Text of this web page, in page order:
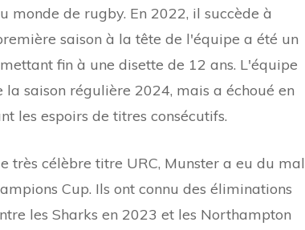
de rugby. En 2022, il succède à
saison à la tête de l'équipe a été un
fin à une disette de 12 ans. L'équipe
saison régulière 2024, mais a échoué en
les espoirs de titres consécutifs.
célèbre titre URC, Munster a eu du mal
Cup. Ils ont connu des éliminations
les Sharks en 2023 et les Northampton